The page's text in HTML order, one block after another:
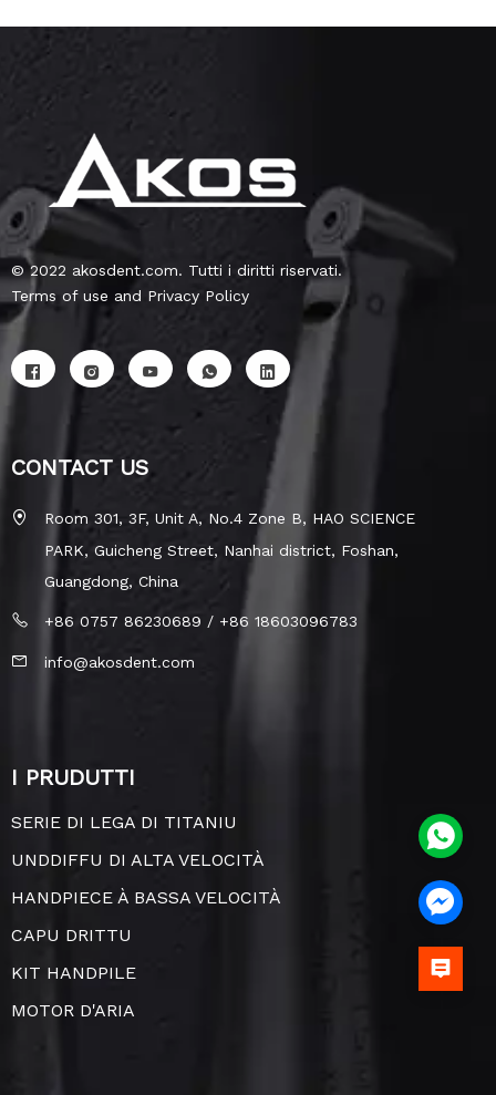
© 2022 akosdent.com. Tutti i diritti riservati.
Terms of use and Privacy Policy
CONTACT US
Room 301, 3F, Unit A, No.4 Zone B, HAO SCIENCE
PARK, Guicheng Street, Nanhai district, Foshan,
Guangdong, China
+86 0757 86230689 / +86 18603096783
info@akosdent.com
I PRUDUTTI
SERIE DI LEGA DI TITANIU
UNDDIFFU DI ALTA VELOCITÀ
HANDPIECE À BASSA VELOCITÀ
CAPU DRITTU
KIT HANDPILE
MOTOR D'ARIA